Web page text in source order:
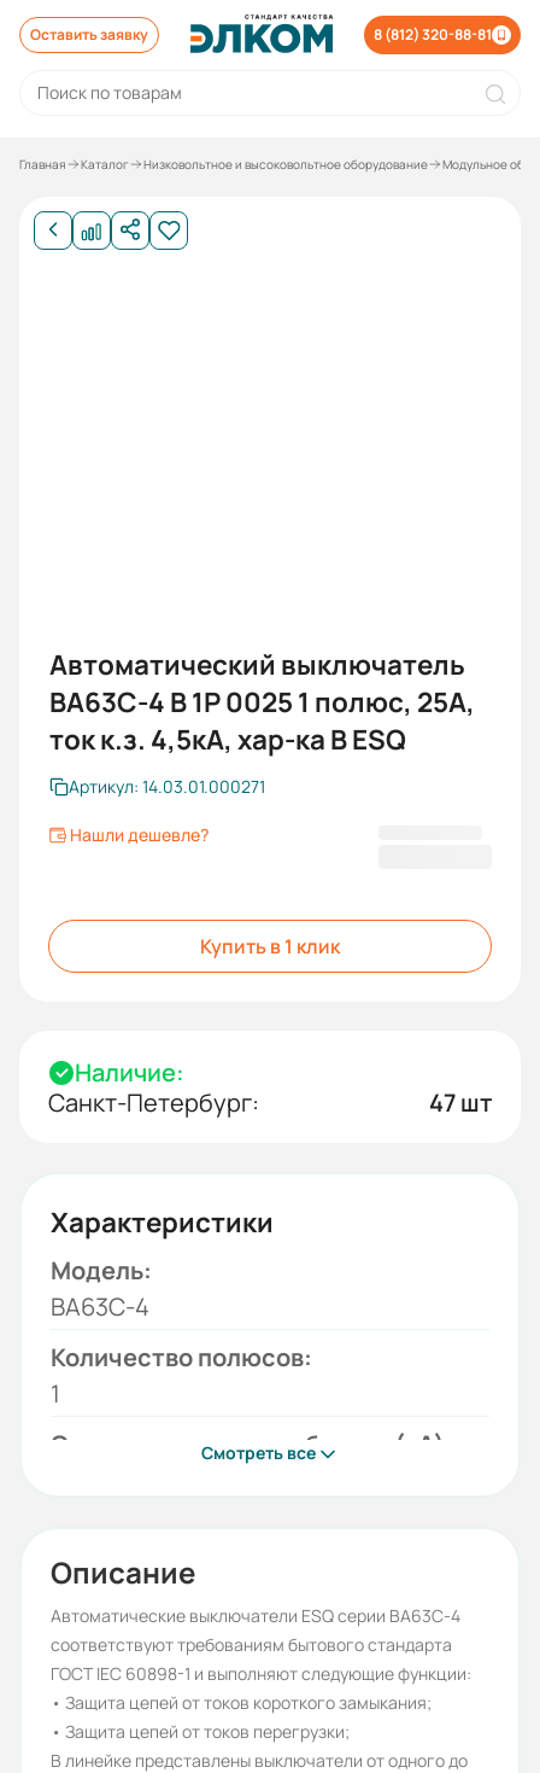
Оставить заявку 8 (812) 320-88-81
Главная Каталог Низковольтное и высоковольтное оборудование Модульное
Автоматический выключатель
ВА63C-4 B 1P 0025 1 полюс, 25А,
ток к.з. 4,5кА, хар-ка B ESQ
Артикул: 14.03.01.000271
Нашли дешевле?
Купить в 1 клик
Наличие:
Санкт-Петербург:
47 шт
Характеристики
Модель:
ВА63C-4
Количество полюсов:
1
Отключающая способность (кА):
AC
Времятоковая характеристика:
B
Серия:
ВА-C
Смотреть все
Описание
Автоматические выключатели ESQ серии ВА63С-4
соответствуют требованиям бытового стандарта
ГОСТ IEC 60898-1 и выполняют следующие функции:
• Защита цепей от токов короткого замыкания;
• Защита цепей от токов перегрузки;
В линейке представлены выключатели от одного до